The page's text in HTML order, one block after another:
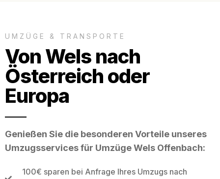
UMZÜGE & TRANSPORTE
Von Wels nach
Österreich oder
Europa
Genießen Sie die besonderen Vorteile unseres
Umzugsservices für Umzüge Wels Offenbach:
100€ sparen bei Anfrage Ihres Umzugs nach